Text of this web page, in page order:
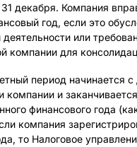
декабря. Компания
год, если это
или
компании для
период начинается с
компании и
финансового года
компания
то Налоговое